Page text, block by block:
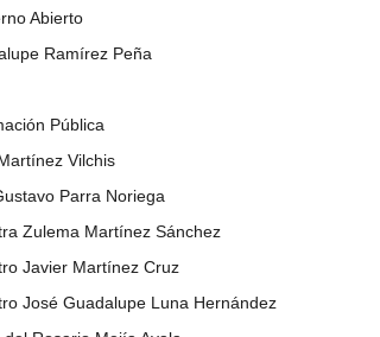
Abierto
Ramírez Peña
Pública
Vilchis
Parra Noriega
Zulema Martínez Sánchez
Javier Martínez Cruz
José Guadalupe Luna Hernández